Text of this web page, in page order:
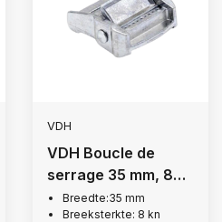
VDH
VDH Boucle de
serrage 35 mm, 800
kgBreedte:35 mm
Breeksterkte: 8 kn